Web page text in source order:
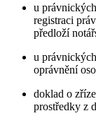
u
registraci
předloží
u
oprávnění
doklad o
prostředky z